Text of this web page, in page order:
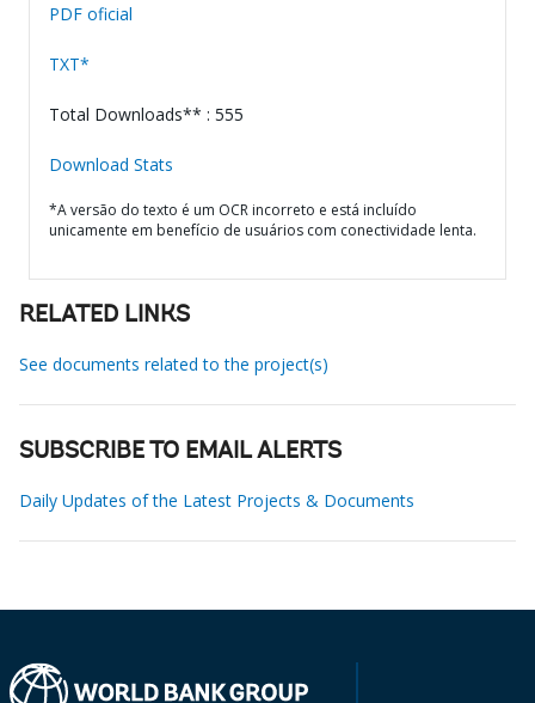
PDF oficial
TXT*
Total Downloads** : 555
Download Stats
*A versão do texto é um OCR incorreto e está incluído
unicamente em benefício de usuários com conectividade lenta.
RELATED LINKS
See documents related to the project(s)
SUBSCRIBE TO EMAIL ALERTS
Daily Updates of the Latest Projects & Documents